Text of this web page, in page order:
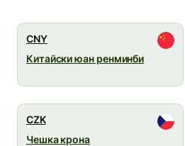
CNY
Китайски юан ренминби
CZK
Чешка крона